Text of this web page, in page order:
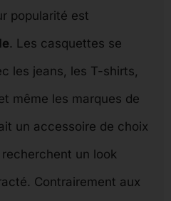
popularité est
. Les casquettes se
les jeans, les T-shirts,
même les marques de
un accessoire de choix
un look
Contrairement aux